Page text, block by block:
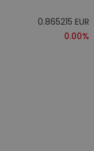
0.865215 EUR
0.00%